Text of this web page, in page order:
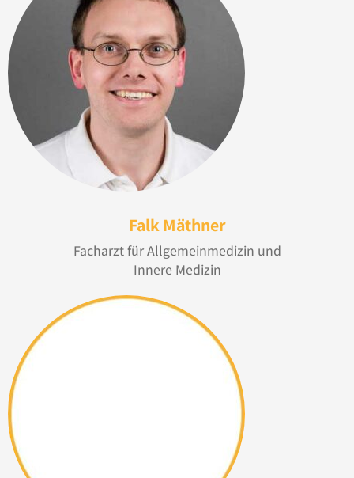
Falk Mäthner
Facharzt für Allgemeinmedizin und
Innere Medizin